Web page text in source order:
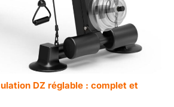
DZ réglable : complet et